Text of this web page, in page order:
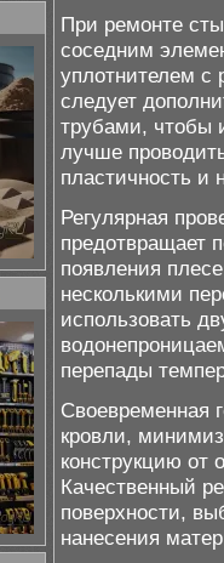
При ремонте
соседним
уплотнителем
следует
трубами, чтобы
лучше
пластичность и
Регулярная
предотвращает
появления
несколькими
использовать
перепады
Своевременная
кровли,
конструкцию от
Качественный
поверхности,
нанесения